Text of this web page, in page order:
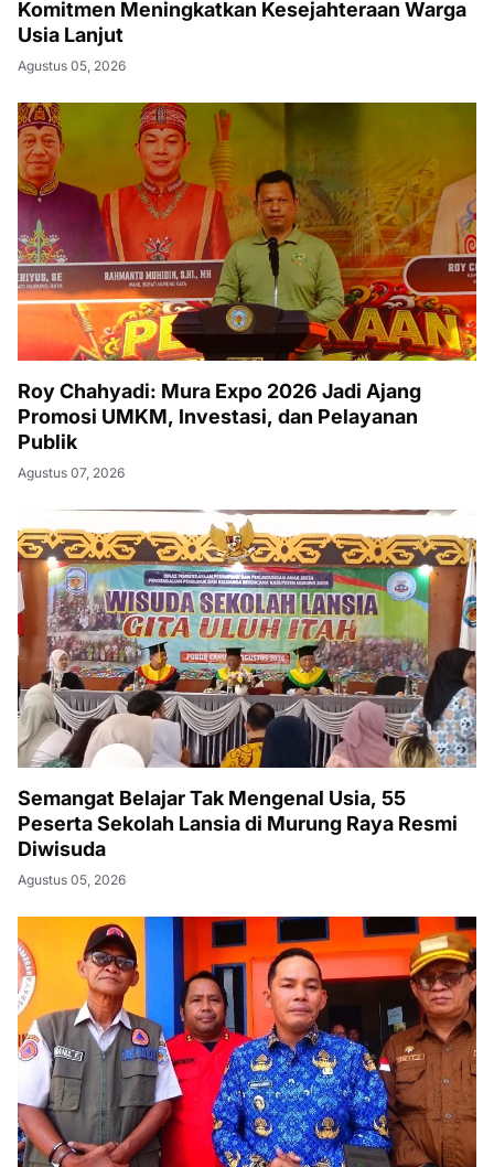
Komitmen Meningkatkan Kesejahteraan Warga
Usia Lanjut
Agustus 05, 2026
Roy Chahyadi: Mura Expo 2026 Jadi Ajang
Promosi UMKM, Investasi, dan Pelayanan
Publik
Agustus 07, 2026
Semangat Belajar Tak Mengenal Usia, 55
Peserta Sekolah Lansia di Murung Raya Resmi
Diwisuda
Agustus 05, 2026